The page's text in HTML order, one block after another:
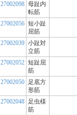
27002098 母趾内
転筋
27002056 短小趾
屈筋
27002039 小趾対
立筋
27002052 短趾屈
筋
27002050 足底方
形筋
27002048 足虫様
筋